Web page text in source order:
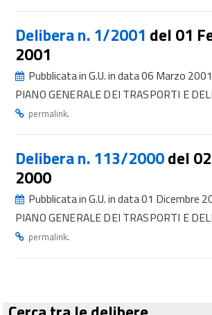
Delibera n. 1/2001 del 01
2001
Pubblicata in G.U. in data 06 Marzo 2001
PIANO GENERALE DEI TRASPORTI E
permalink.
Delibera n. 113/2000del
2000
Pubblicata in G.U. in data 01 Dicembre
PIANO GENERALE DEI TRASPORTI E
permalink.